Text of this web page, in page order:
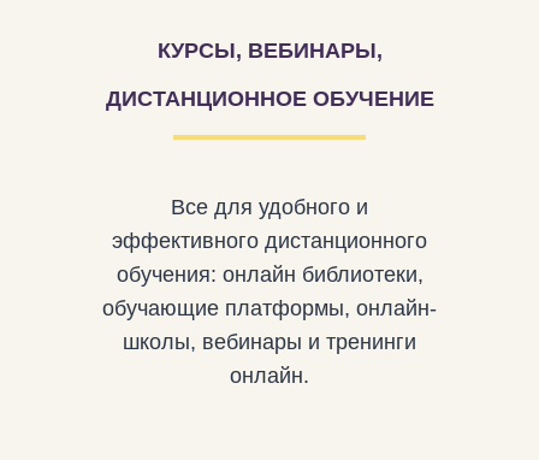
КУРСЫ, ВЕБИНАРЫ,
ДИСТАНЦИОННОЕ ОБУЧЕНИЕ
Все для удобного и
эффективного дистанционного
обучения: онлайн библиотеки,
обучающие платформы, онлайн-
школы, вебинары и тренинги
онлайн.